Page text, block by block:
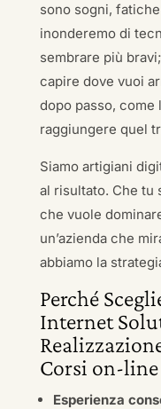
sono sogni,
inonderemo di
sembrare più
capire dove vuoi
dopo passo, come
raggiungere quel
Siamo artigiani
al risultato. Che tu
che vuole
un’azienda che
abbiamo la
Perché
Internet
Corsi on-
Esperienza